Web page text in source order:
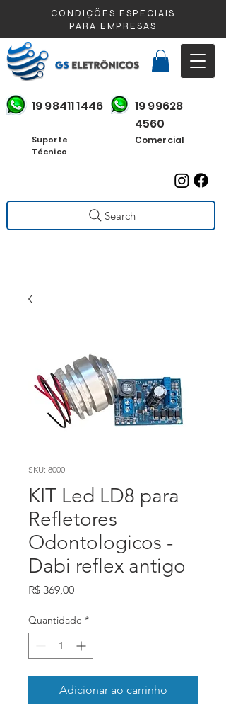
CONDIÇÕES ESPECIAIS
PARA EMPRESAS
19 98411 1446
Suporte
Técnico
19 99628
4560
Comercial
Search
SKU: 8000
KIT Led LD8 para
Refletores
Odontologicos -
Dabi reflex antigo
R$ 369,00Preço
Quantidade *
Adicionar ao carrinho